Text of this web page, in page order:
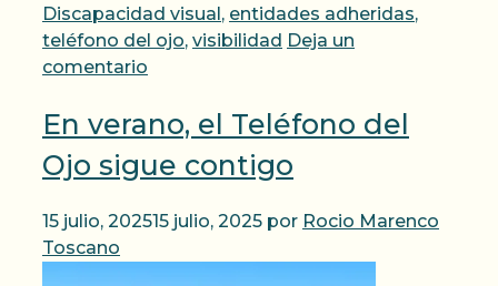
Discapacidad visual, entidades adheridas,
teléfono del ojo, visibilidad Deja un
comentario
En verano, el Teléfono del
Ojo sigue contigo
15 julio, 202515 julio, 2025 por Rocio Marenco
Toscano